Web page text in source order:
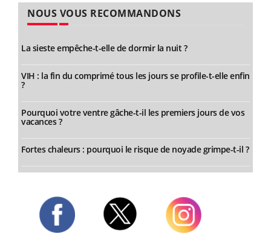
NOUS VOUS RECOMMANDONS
La sieste empêche-t-elle de dormir la nuit ?
VIH : la fin du comprimé tous les jours se profile-t-elle enfin
?
Pourquoi votre ventre gâche-t-il les premiers jours de vos
vacances ?
Fortes chaleurs : pourquoi le risque de noyade grimpe-t-il ?